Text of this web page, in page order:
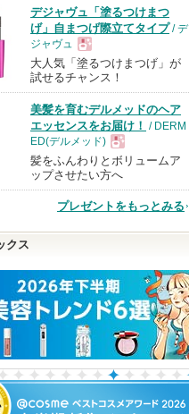
デジャヴュ「塗るつけまつ
げ」自まつげ際立てタイプ/ デ
ジャヴュ
現
品
大人気「塗るつけまつげ」が
試せるチャンス！
美髪を育むデルメッドのヘア
エッセンスをお届け！ / DERM
ED(デルメッド)
現
品
髪をふんわりとボリュームア
ップさせたい方へ
プレゼントをもっとみる
クス